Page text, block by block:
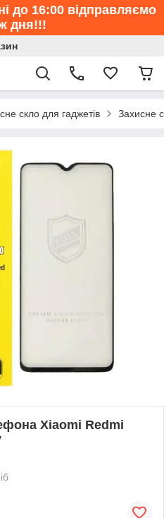
до 16:00 відправляємо
дня!!!
скло для гаджетів Захисне
Xiaomi Redmi